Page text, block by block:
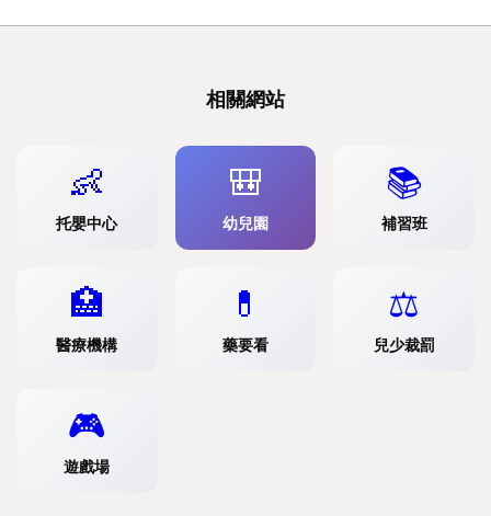
相關網站
👶
托嬰中心
🎒
幼兒園
📚
補習班
🏥
醫療機構
💊
藥要看
⚖️
兒少裁罰
🎮
遊戲場